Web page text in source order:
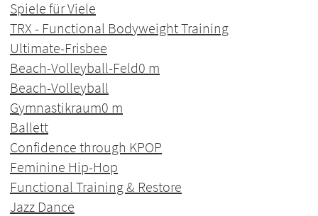
Spiele für Viele
TRX - Functional Bodyweight Training
Ultimate-Frisbee
Beach-Volleyball-Feld0 m
Beach-Volleyball
Gymnastikraum0 m
Ballett
Confidence through KPOP
Feminine Hip-Hop
Functional Training & Restore
Jazz Dance